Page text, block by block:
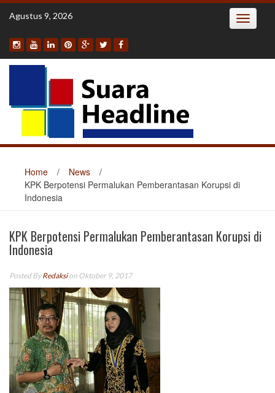
Skip
Agustus 9, 2026 Toggle
Home / News
/
KPK Berpotensi Permalukan Pemberantasan Korupsi di
Indonesia
KPK Berpotensi Permalukan Pemberantasan Korupsi di
Indonesia
Posted ByRedaksion Oktober 9, 2017